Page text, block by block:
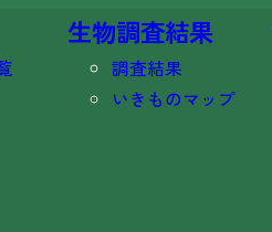
生物調査結果
調査結果
いきものマップ